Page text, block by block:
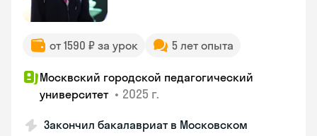
от 1590 ₽ за урок 5 лет опыта
Москвский городской педагогический
университет • 2025 г.
Закончил бакалавриат в Московском